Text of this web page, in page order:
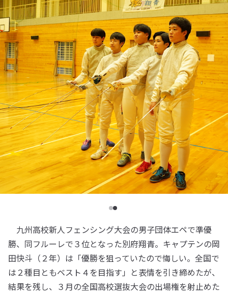
九州高校新人フェンシング大会の男子団体エペで準優
勝、同フルーレで３位となった別府翔青。キャプテンの岡
田快斗（２年）は「優勝を狙っていたので悔しい。全国で
は２種目ともベスト４を目指す」と表情を引き締めたが、
結果を残し、３月の全国高校選抜大会の出場権を射止めた